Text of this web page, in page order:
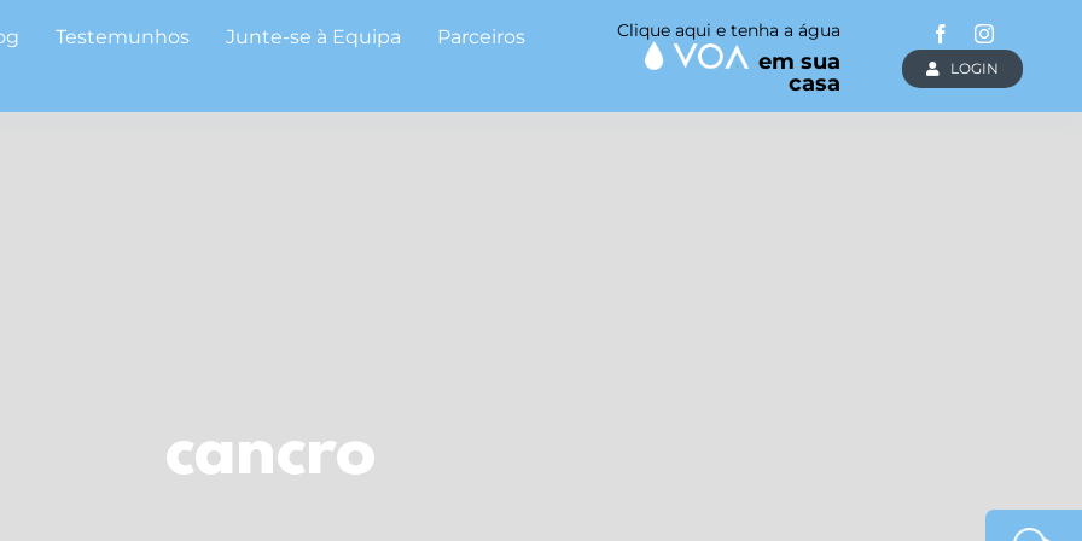
Testemunhos Junte-se à Equipa Parceiros Clique aqui e tenha a água
em sua
casa
LOGIN
cancro